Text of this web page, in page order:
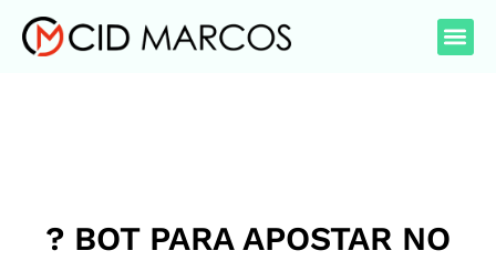
? BOT PARA APOSTAR NO